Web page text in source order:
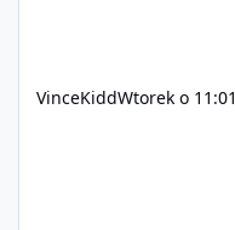
VinceKiddWtorek o 11:01